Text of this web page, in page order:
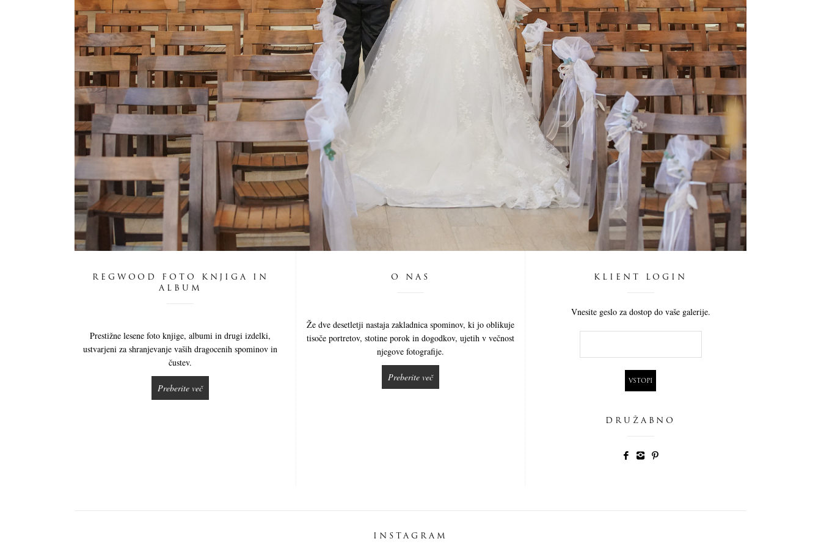
REGWOOD FOTO KNJIGA IN
ALBUM
Prestižne lesene foto knjige, albumi in drugi izdelki,
ustvarjeni za shranjevanje vaših dragocenih spominov in
čustev.
Preberite več
O NAS
Že dve desetletji nastaja zakladnica spominov, ki jo oblikuje
tisoče portretov, stotine porok in dogodkov, ujetih v večnost
njegove fotografije.
Preberite več
KLIENT LOGIN
Vnesite geslo za dostop do vaše galerije.
DRUŽABNO
INSTAGRAM